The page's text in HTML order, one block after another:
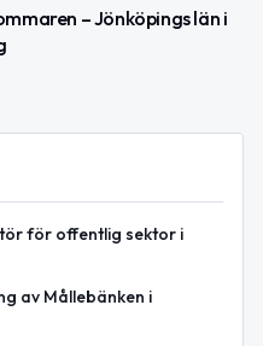
– Jönköpings län i
för offentlig sektor i
av Mållebänken i